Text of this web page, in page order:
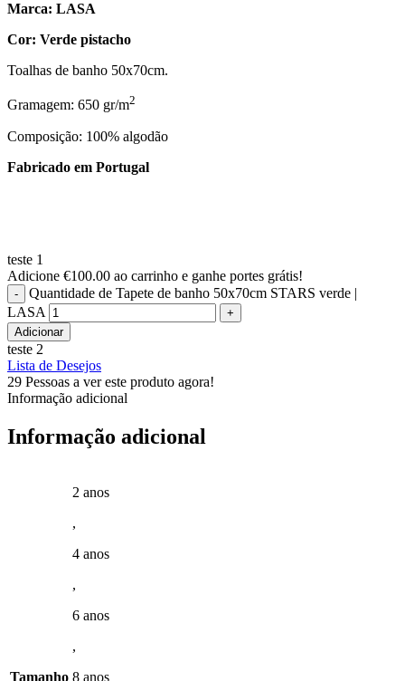
Marca: LASA
Cor: Verde pistacho
Toalhas de banho 50x70cm.
Gramagem: 650 gr/m2
Composição: 100% algodão
Fabricado em Portugal
teste 1
Adicione €100.00 ao carrinho e ganhe portes grátis!
Quantidade de Tapete de banho 50x70cm STARS verde |
LASA
Adicionar
teste 2
Lista de Desejos
29 Pessoas a ver este produto agora!
Informação adicional
Informação adicional
Tamanho
2 anos
,
4 anos
,
6 anos
,
8 anos